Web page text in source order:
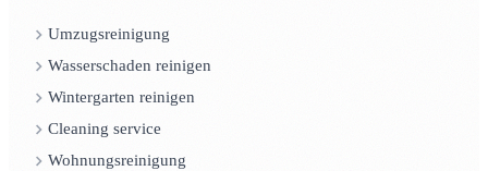
Umzugsreinigung
Wasserschaden reinigen
Wintergarten reinigen
Cleaning service
Wohnungsreinigung